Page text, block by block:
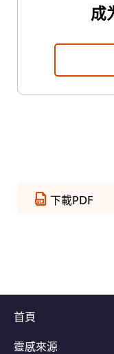
成
下載PDF
首頁
靈感來源